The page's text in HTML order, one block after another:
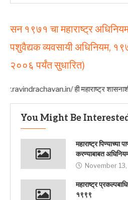
सन १९७१ चा महाराष्ट्र
पशुवैद्यक व्यवसायी अधिनियम,
२००६ पर्यंत सुधारित)
ही महाराष्ट्र शासनाशी
You Might Be
महाराष्ट्र पिण्याच्या
करण्याबाबत
November
महाराष्ट्र
१९९९